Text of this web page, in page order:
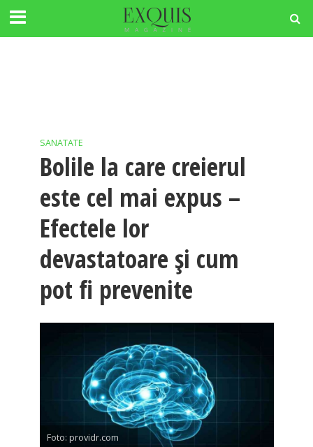
SANATATE
Bolile la care creierul
este cel mai expus –
Efectele lor
devastatoare și cum
pot fi prevenite
Foto: providr.com